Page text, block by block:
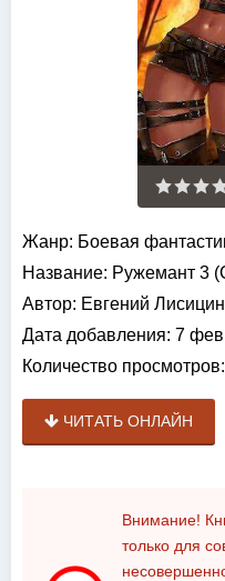
Жанр: Боевая
Название: Ружемант 3
Автор: Евгений Лисицин
Дата добавления: 7
Количество просмотров:
ЧИТАТЬ ОНЛАЙН
Внимание!
только для